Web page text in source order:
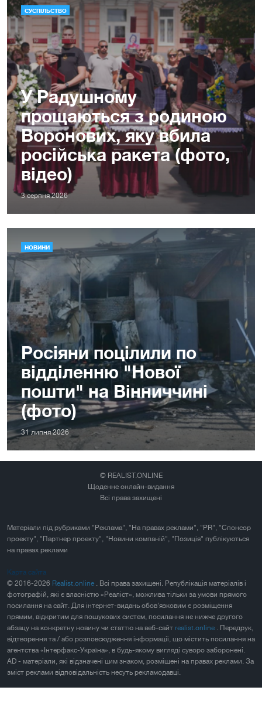
СУСПІЛЬСТВО
У Радушному
прощаються з родиною
Воронових, яку вбила
російська ракета (фото,
відео)
3 серпня 2026
НОВИНИ
Росіяни поцілили по
відділенню "Нової
пошти" на Вінниччині
(фото)
31 липня 2026
© REALIST.ONLINE
Щоденне онлайн-видання
Всі права захищені
Матеріали під рубриками "Реклама", "На правах реклами", "PR", "Спонсор
проекту", "Партнер проекту", "Новини компаній", "Позиція" публікуються
на правах реклами
Карта сайта
© 2016-2026 Realist.online . Всі права захищені. Републікація матеріалів і
фотографій, які є власністю «Реаліст», можлива тільки за умови прямого
посилання на сайт. Для інтернет-видань обов'язковим є розміщення
прямим, відкритим для пошукових систем, посилання не нижче другого
абзацу на конкретну новину чи статтю на веб-сайт realist.online . Передрук,
відтворення та / або розповсюдження інформації, що містить посилання на
агентства «Інтерфакс-Україна», в будь-якому вигляді суворо заборонені.
AD - матеріали, які відзначені цим знаком, розміщені на правах реклами. За
зміст реклами відповідальність несуть рекламодавці.